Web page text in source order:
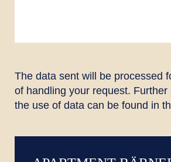
The data sent will be processed
of handling your request. Further
the use of data can be found in